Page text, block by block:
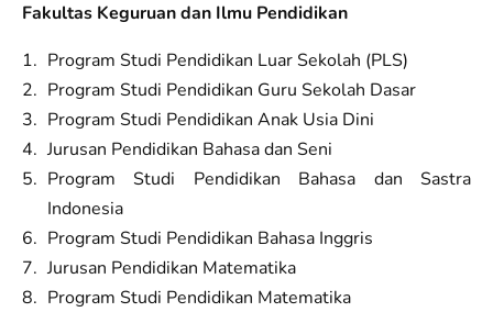
Fakultas Keguruan dan Ilmu Pendidikan
Program Studi Pendidikan Luar Sekolah (PLS)
Program Studi Pendidikan Guru Sekolah Dasar
Program Studi Pendidikan Anak Usia Dini
Jurusan Pendidikan Bahasa dan Seni
Program Studi Pendidikan Bahasa dan Sastra
Indonesia
Program Studi Pendidikan Bahasa Inggris
Jurusan Pendidikan Matematika
Program Studi Pendidikan Matematika